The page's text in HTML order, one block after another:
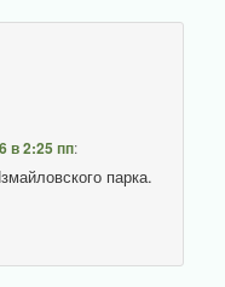
в 2:25 пп:
парка.